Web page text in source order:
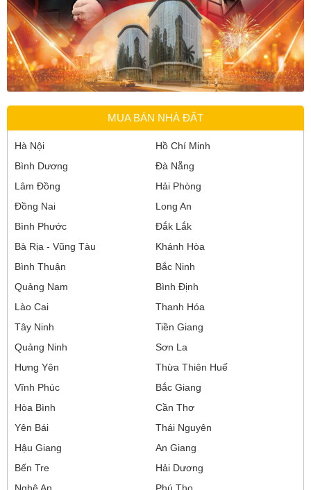
MUA BÁN NHÀ ĐẤT
Hà Nội
Hồ Chí Minh
Bình Dương
Đà Nẵng
Lâm Đồng
Hải Phòng
Đồng Nai
Long An
Bình Phước
Đắk Lắk
Bà Rịa - Vũng Tàu
Khánh Hòa
Bình Thuận
Bắc Ninh
Quảng Nam
Bình Định
Lào Cai
Thanh Hóa
Tây Ninh
Tiền Giang
Quảng Ninh
Sơn La
Hưng Yên
Thừa Thiên Huế
Vĩnh Phúc
Bắc Giang
Hòa Bình
Cần Thơ
Yên Bái
Thái Nguyên
Hậu Giang
An Giang
Bến Tre
Hải Dương